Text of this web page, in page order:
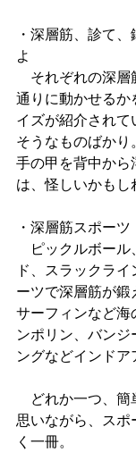
・深層筋、診て
よ
それぞれの深層
通りに動かせるか
イズが紹介され
そうなものばかり
手の甲を背中から
は、怪しいかもし
・深層筋スポーツ
ピックルボール
ド、スラックラ
ーツで深層筋が鍛
サーフィンなど海
ンポリン、バンジ
ングなどインドア
どれか一つ、簡
思いながら、スポ
く一冊。